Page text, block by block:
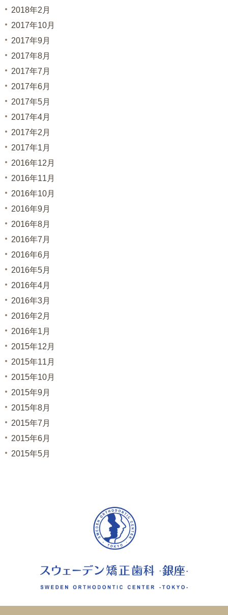
2018年2月
2017年10月
2017年9月
2017年8月
2017年7月
2017年6月
2017年5月
2017年4月
2017年2月
2017年1月
2016年12月
2016年11月
2016年10月
2016年9月
2016年8月
2016年7月
2016年6月
2016年5月
2016年4月
2016年3月
2016年2月
2016年1月
2015年12月
2015年11月
2015年10月
2015年9月
2015年8月
2015年7月
2015年6月
2015年5月